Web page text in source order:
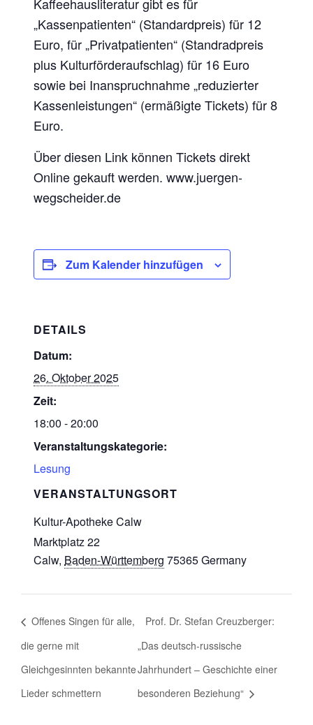
„Kassenpatienten“ (Standardpreis) für 12
Euro, für „Privatpatienten“ (Standradpreis
plus Kulturförderaufschlag) für 16 Euro
sowie bei Inanspruchnahme „reduzierter
Kassenleistungen“ (ermäßigte Tickets) für 8
Euro.
Über diesen Link können Tickets direkt
Online gekauft werden. www.juergen-
wegscheider.de
Zum Kalender hinzufügen
DETAILS
Datum:
26. Oktober 2025
Zeit:
18:00 - 20:00
Veranstaltungskategorie:
Lesung
VERANSTALTUNGSORT
Kultur-Apotheke Calw
Marktplatz 22
Calw, Baden-Württemberg 75365Germany
Offenes Singen für alle,
die gerne mit
Gleichgesinnten bekannte
Lieder schmettern
Prof. Dr. Stefan Creuzberger:
„Das deutsch-russische
Jahrhundert – Geschichte einer
besonderen Beziehung“